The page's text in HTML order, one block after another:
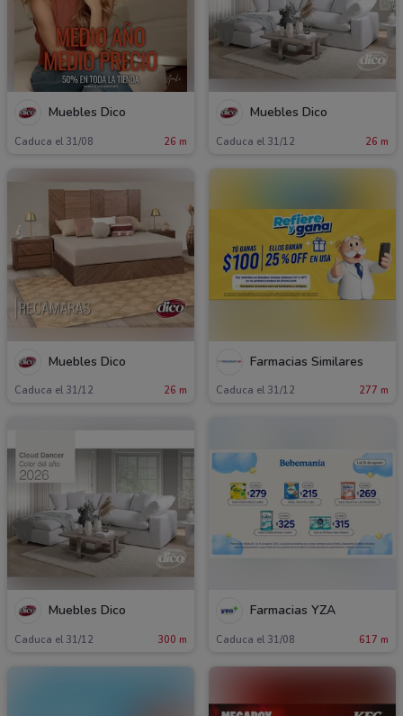
Muebles Dico
Caduca el 31/08 26 m
Muebles Dico
Caduca el 31/12 26 m
Muebles Dico
Caduca el 31/12 26 m
Farmacias Similares
Caduca el 31/12 277 m
Muebles Dico
Caduca el 31/12 300 m
Farmacias YZA
Caduca el 31/08 617 m